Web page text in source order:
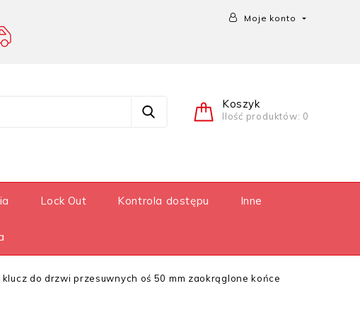
Moje konto 
Koszyk
Ilość produktów: 0
Lock Out Kontrola dostępu Inne
do drzwi przesuwnych oś 50 mm zaokrąglone końce